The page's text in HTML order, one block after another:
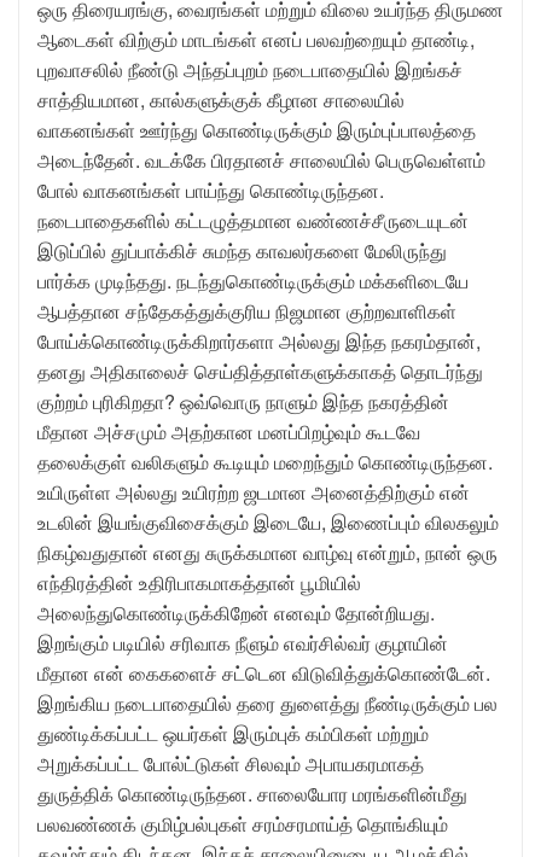
ஒரு திரையரங்கு, வைரங்கள் மற்றும் விலை உயர்ந்த திருமண
ஆடைகள் விற்கும் மாடங்கள் எனப் பலவற்றையும் தாண்டி,
புறவாசலில் நீண்டு அந்தப்புறம் நடைபாதையில் இறங்கச்
சாத்தியமான, கால்களுக்குக் கீழான சாலையில்
வாகனங்கள் ஊர்ந்து கொண்டிருக்கும் இரும்புப்பாலத்தை
அடைந்தேன். வடக்கே பிரதானச் சாலையில் பெருவெள்ளம்
போல் வாகனங்கள் பாய்ந்து கொண்டிருந்தன.
நடைபாதைகளில் கட்டழுத்தமான வண்ணச்சீருடையுடன்
இடுப்பில் துப்பாக்கிச் சுமந்த காவலர்களை மேலிருந்து
பார்க்க முடிந்தது. நடந்துகொண்டிருக்கும் மக்களிடையே
ஆபத்தான சந்தேகத்துக்குரிய நிஜமான குற்றவாளிகள்
போய்க்கொண்டிருக்கிறார்களா அல்லது இந்த நகரம்தான்,
தனது அதிகாலைச் செய்தித்தாள்களுக்காகத் தொடர்ந்து
குற்றம் புரிகிறதா? ஒவ்வொரு நாளும் இந்த நகரத்தின்
மீதான அச்சமும் அதற்கான மனப்பிறழ்வும் கூடவே
தலைக்குள் வலிகளும் கூடியும் மறைந்தும் கொண்டிருந்தன.
உயிருள்ள அல்லது உயிரற்ற ஜடமான அனைத்திற்கும் என்
உடலின் இயங்குவிசைக்கும் இடையே, இணைப்பும் விலகலும்
நிகழ்வதுதான் எனது சுருக்கமான வாழ்வு என்றும், நான் ஒரு
எந்திரத்தின் உதிரிபாகமாகத்தான் பூமியில்
அலைந்துகொண்டிருக்கிறேன் எனவும் தோன்றியது.
இறங்கும் படியில் சரிவாக நீளும் எவர்சில்வர் குழாயின்
மீதான என் கைகளைச் சட்டென விடுவித்துக்கொண்டேன்.
இறங்கிய நடைபாதையில் தரை துளைத்து நீண்டிருக்கும் பல
துண்டிக்கப்பட்ட ஒயர்கள் இரும்புக் கம்பிகள் மற்றும்
அறுக்கப்பட்ட போல்ட்டுகள் சிலவும் அபாயகரமாகத்
துருத்திக் கொண்டிருந்தன. சாலையோர மரங்களின்மீது
பலவண்ணக் குமிழ்பல்புகள் சரம்சரமாய்த் தொங்கியும்